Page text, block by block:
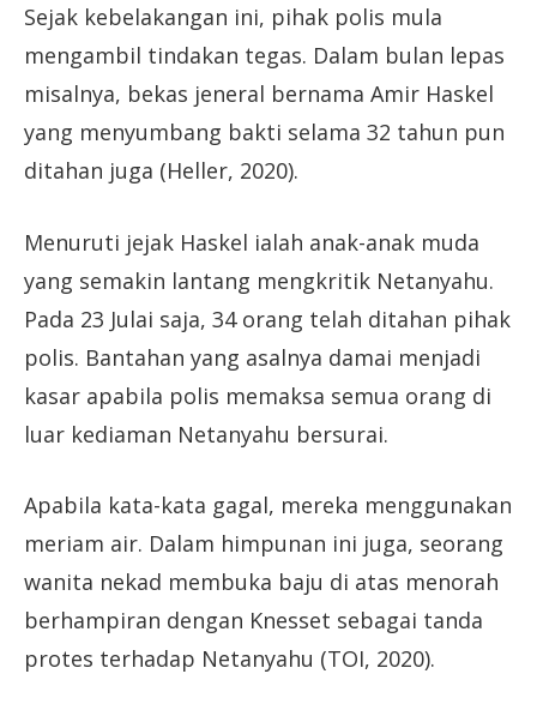
Sejak kebelakangan ini, pihak polis mula
mengambil tindakan tegas. Dalam bulan lepas
misalnya, bekas jeneral bernama Amir Haskel
yang menyumbang bakti selama 32 tahun pun
ditahan juga (Heller, 2020).
Menuruti jejak Haskel ialah anak-anak muda
yang semakin lantang mengkritik Netanyahu.
Pada 23 Julai saja, 34 orang telah ditahan pihak
polis. Bantahan yang asalnya damai menjadi
kasar apabila polis memaksa semua orang di
luar kediaman Netanyahu bersurai.
Apabila kata-kata gagal, mereka menggunakan
meriam air. Dalam himpunan ini juga, seorang
wanita nekad membuka baju di atas menorah
berhampiran dengan Knesset sebagai tanda
protes terhadap Netanyahu (TOI, 2020).